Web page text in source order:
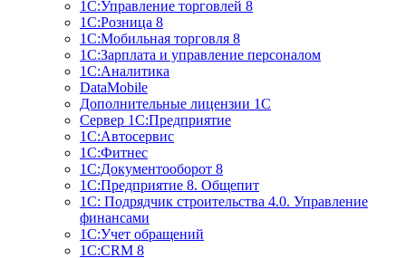
1С:Управление торговлей 8
1С:Розница 8
1С:Мобильная торговля 8
1С:Зарплата и управление персоналом
1С:Аналитика
DataMobile
Дополнительные лицензии 1С
Сервер 1С:Предприятие
1С:Автосервис
1С:Фитнес
1С:Документооборот 8
1С:Предприятие 8. Общепит
1С: Подрядчик строительства 4.0. Управление
финансами
1С:Учет обращений
1C:CRM 8